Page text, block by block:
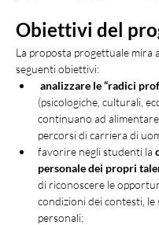
Obiettivi del
La proposta progettuale mira
seguenti obiettivi:
analizzare le “radici
(psicologiche, culturali,
continuano ad
percorsi di carriera di
favorire negli studenti la
personale dei propri
di riconoscere le
condizioni dei contesti, le
personali;